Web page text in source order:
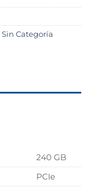
Sin Categoría
240 GB
PCIe